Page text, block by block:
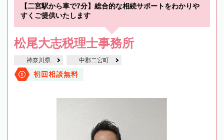
【二宮駅から車で7分】総合的な相続サポートをわかりや
すくご提供いたします
松尾大志税理士事務所
神奈川県 中郡二宮町
初回相談無料